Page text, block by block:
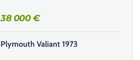
38 000€
Plymouth Valiant 1973